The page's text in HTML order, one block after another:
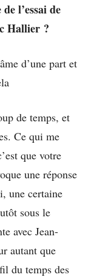
l’essai de
Hallier ?
d’une part et
de temps, et
Ce qui me
que votre
une réponse
une certaine
sous le
avec Jean-
autant que
du temps des